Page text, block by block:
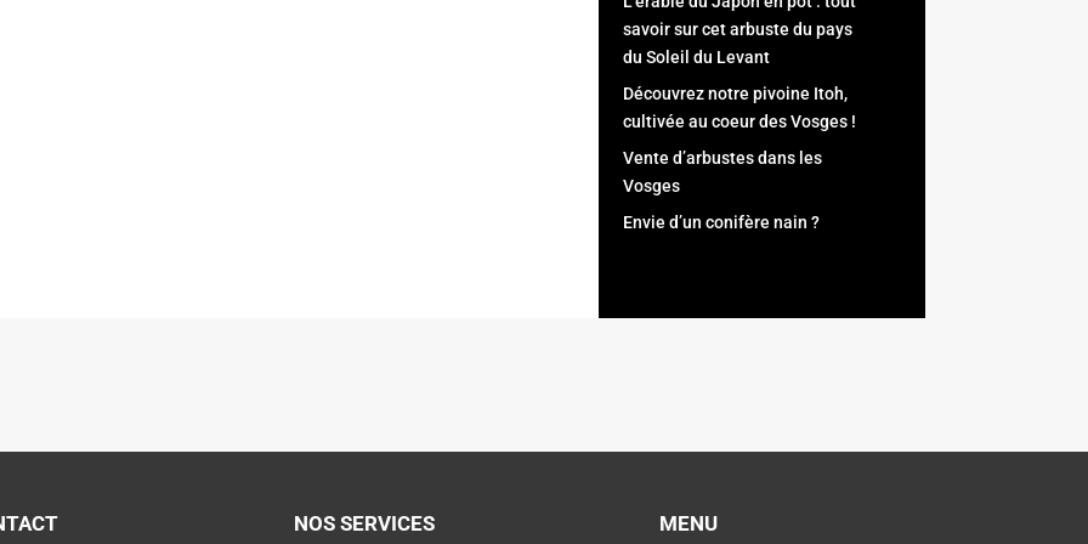
savoir sur cet arbuste du pays
du Soleil du Levant
Découvrez notre pivoine Itoh,
cultivée au coeur des Vosges !
Vente d’arbustes dans les
Vosges
Envie d’un conifère nain ?
NOS SERVICES MENU